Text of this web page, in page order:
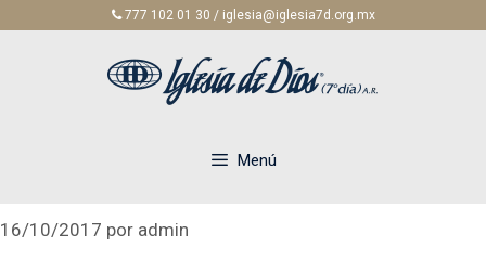
777 102 01 30 / iglesia@iglesia7d.org.mx
Menú
16/10/2017 por admin